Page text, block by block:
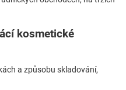
kosmetické
a způsobu skladování,